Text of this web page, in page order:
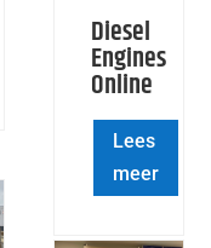
Diesel
Engines
Online
Lees
meer